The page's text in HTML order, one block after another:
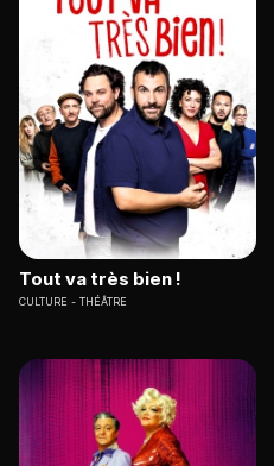
Tout va très bien !
CULTURE THÉÂTRE